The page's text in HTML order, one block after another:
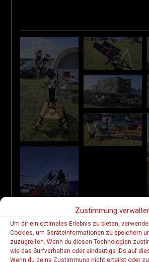
Zustimmung
Um dir ein optimales Erlebnis zu bieten,
Cookies, um Geräteinformationen zu speichern
zuzugreifen. Wenn du diesen Technologien
wie das Surfverhalten oder eindeutige IDs auf
Wenn du deine Zustimmung nicht erteilst oder